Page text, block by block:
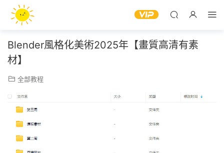
Blender風格化美術2025年【畫質高清有素
材】
全部教程